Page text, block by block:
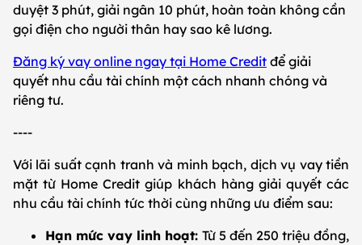
duyệt 3 phút, giải ngân 10 phút, hoàn toàn không cần
gọi điện cho người thân hay sao kê lương.
Đăng ký vay online ngay tại Home Credit để giải
quyết nhu cầu tài chính một cách nhanh chóng và
riêng tư.
----
Với lãi suất cạnh tranh và minh bạch, dịch vụ vay tiền
mặt từ Home Credit giúp khách hàng giải quyết các
nhu cầu tài chính tức thời cùng những ưu điểm sau:
Hạn mức vay linh hoạt: Từ 5 đến 250 triệu đồng,